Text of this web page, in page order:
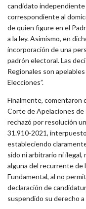
candidato independiente
correspondiente al
de quien figure en el
a la ley. Asimismo, en
incorporación de una
padrón electoral. Las
Regionales son
Elecciones”.
Finalmente, comentaron
Corte de Apelaciones de
rechazó por resolución
31.910-2021,
estableciendo
sido ni arbitrario ni
alguna del recurrente de
Fundamental, al no
declaración de
suspendido su derecho a